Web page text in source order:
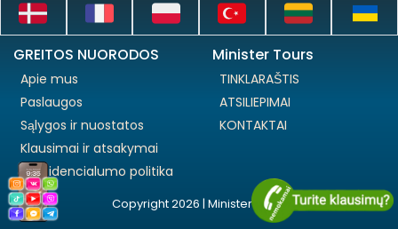
GREITOS NUORODOS
Apie mus
Paslaugos
Sąlygos ir nuostatos
Klausimai ir atsakymai
Konfidencialumo politika
Minister Tours
TINKLARAŠTIS
ATSILIEPIMAI
KONTAKTAI
Copyright 2026 | Minister Tours